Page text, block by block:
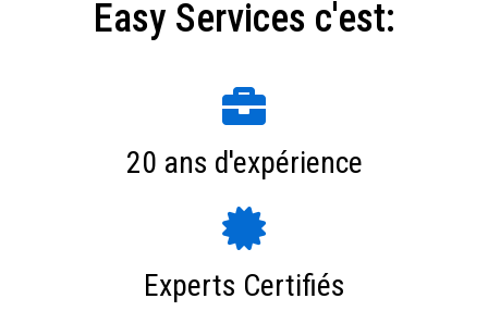
Easy Services c'est:
20 ans d'expérience
Experts Certifiés